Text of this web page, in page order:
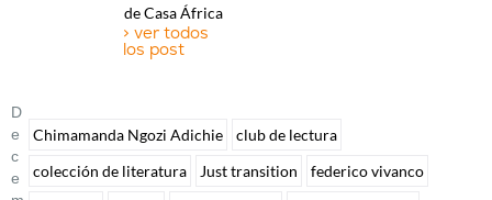
de Casa África
> ver todos
los post
D
E
C
E
Chimamanda Ngozi Adichie
club de lectura
colección de literatura
Just transition
federico vivanco